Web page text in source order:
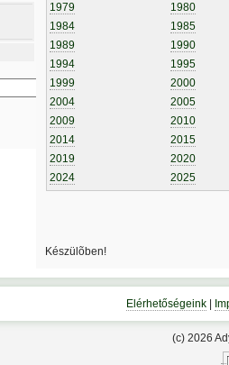
1979
1980
1984
1985
1989
1990
1994
1995
1999
2000
2004
2005
2009
2010
2014
2015
2019
2020
2024
2025
Készülõben!
Elérhetőségeink|
(c) 2026